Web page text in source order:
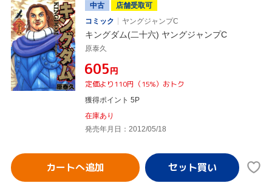
中古
店舗受取可
コミック
ヤングジャンプC
キングダム(二十六) ヤングジャンプC
原泰久
¥605円
定価より110円（15%）おトク
獲得ポイント 5P
在庫あり
発売年月日：2012/05/18
カートへ追加